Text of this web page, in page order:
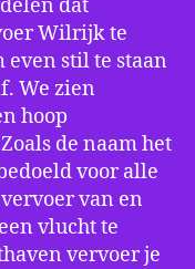
dat
Wilrijk te
even stil te staan
We zien
hoop
de naam het
voor alle
van en
vlucht te
vervoer je